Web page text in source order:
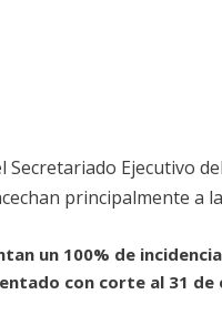
Ejecutivo
principalmente a
un 100% de
con corte al 31 de